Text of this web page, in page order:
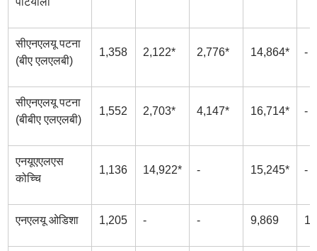
सीएनएलयू पटना
(बीए एलएलबी)
1,358 2,122* 2,776* 14,864* -
सीएनएलयू पटना
(बीबीए एलएलबी)
1,552 2,703* 4,147* 16,714* -
एनयूएएलएस
कोच्चि
1,136 14,922* - 15,245* -
एनएलयू ओडिशा 1,205 - - 9,869